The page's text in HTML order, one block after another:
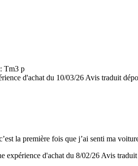
Tm3 p
d'achat du 10/03/26 Avis traduit
la première fois que j’ai senti ma
expérience d'achat du 8/02/26 Avis traduit